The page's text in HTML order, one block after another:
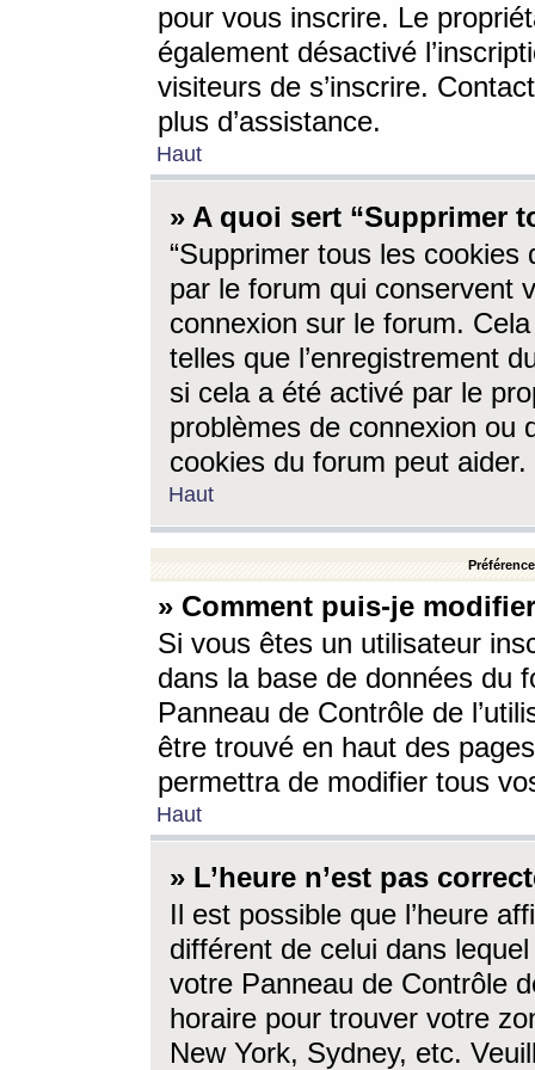
pour vous inscrire. Le
également désactivé
visiteurs de s’inscrire.
plus d’assistance.
Haut
» A quoi sert “Supprimer
“Supprimer tous les cookies
par le forum qui conservent
connexion sur le forum.
telles que l’enregistrement
si cela a été activé par le
problèmes de connexion ou
cookies du forum peut aider.
Haut
» Comment puis-je
Si vous êtes un utilisateur
dans la base de données du
Panneau de Contrôle de
être trouvé en haut des
permettra de modifier tous
Haut
» L’heure n’est pas
Il est possible que l’heure
différent de celui dans
votre Panneau de Contrôle
horaire pour trouver votre
New York, Sydney, etc.